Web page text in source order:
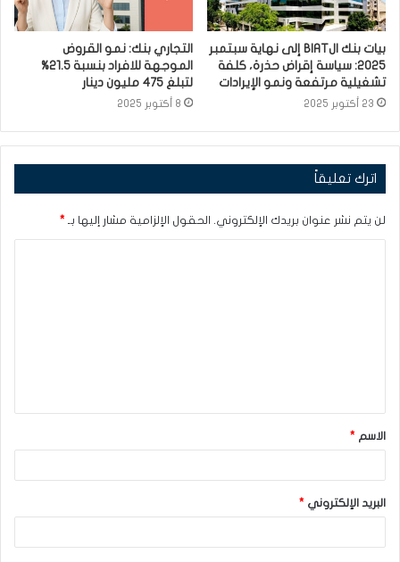
بيات بنك الBIAT إلى نهاية سبتمبر
2025: سياسة إقراض حذرة، كلفة
تشغيلية مرتفعة ونمو الإيرادات
23 أكتوبر 2025
التجاري بنك: نمو القروض
الموجهة للافراد بنسبة 21.5%
لتبلغ 475 مليون دينار
8 أكتوبر 2025
اترك تعليقاً
لن يتم نشر عنوان بريدك الإلكتروني. الحقول الإلزامية مشار إليها بـ *
ق
*الاسم *
البريد الإلكتروني *